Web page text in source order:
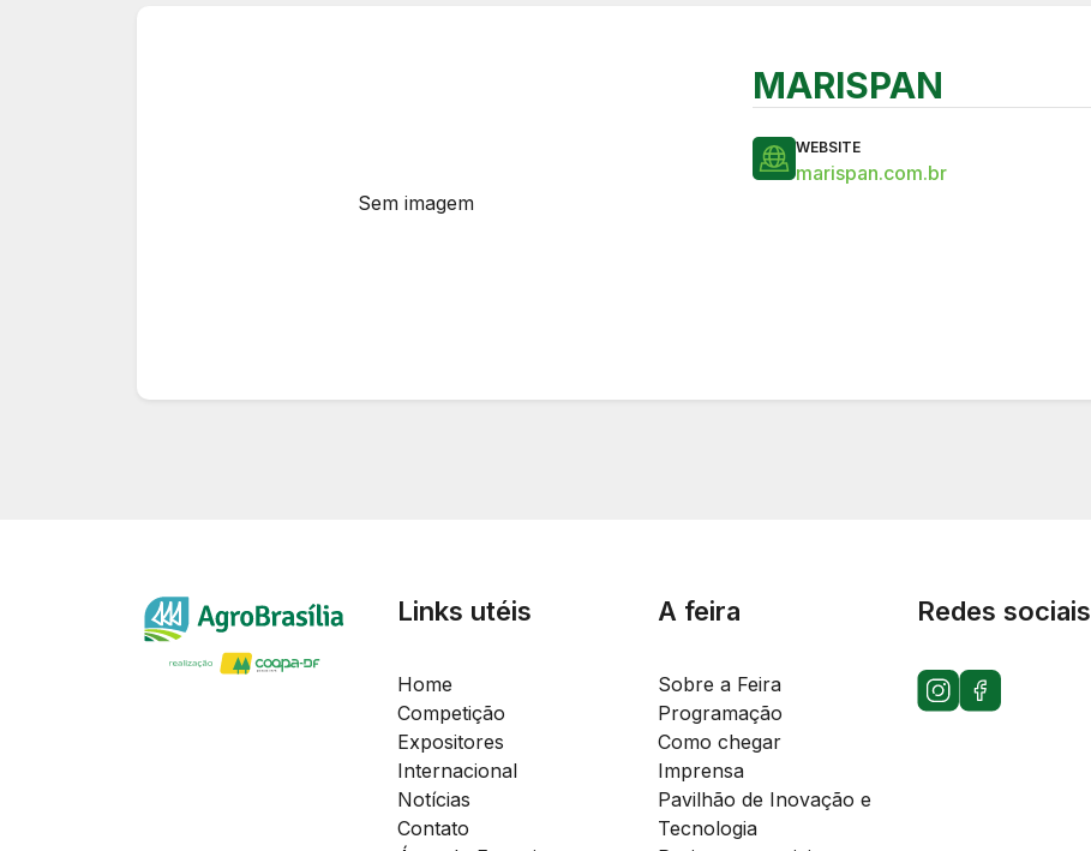
Sem imagem
MARISPAN
WEBSITE
marispan.com.br
Links utéis
Home
Competição
Expositores
Internacional
Notícias
Contato
A feira
Sobre a Feira
Programação
Como chegar
Imprensa
Pavilhão de Inovação e
Tecnologia
Redes sociais